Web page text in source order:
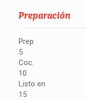
Preparación
Prep
5
Coc.
10
Listo en
15